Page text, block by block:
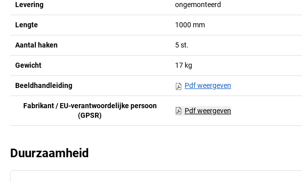
Levering ongemonteerd
Lengte 1000 mm
Aantal haken 5st.
Gewicht 17 kg
Beeldhandleiding Pdf weergeven
Fabrikant / EU-verantwoordelijke persoon
(GPSR)
Pdf weergeven
Duurzaamheid